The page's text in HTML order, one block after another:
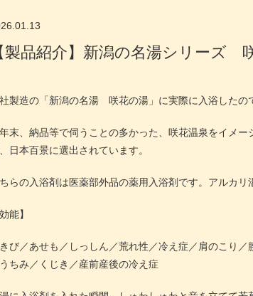
製品紹介】新潟の名湯シリーズ
製造の「新潟の名湯 咲花の湯」に実際に入浴したの
末、納品等で伺うことの多かった、咲花温泉をイメ
日本百景に選出されています。
らの入浴剤は医薬部外品の薬用入浴剤です。アルカリ
効能】
び／あせも／しっしん／荒れ性／冷え症／肩のこり
ちみ／くじき／産前産後の冷え症